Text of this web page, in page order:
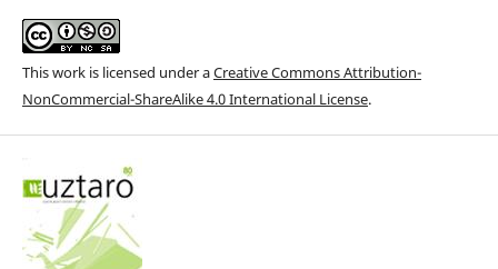
This work is licensed under aCreative Commons Attribution-
NonCommercial-ShareAlike 4.0 International License.